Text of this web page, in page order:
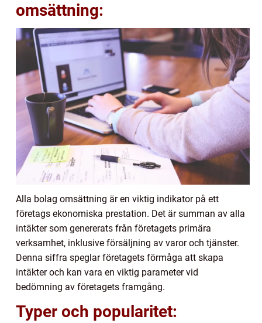
omsättning:
Alla bolag omsättning är en viktig indikator på ett
företags ekonomiska prestation. Det är summan av alla
intäkter som genererats från företagets primära
verksamhet, inklusive försäljning av varor och tjänster.
Denna siffra speglar företagets förmåga att skapa
intäkter och kan vara en viktig parameter vid
bedömning av företagets framgång.
Typer och popularitet: